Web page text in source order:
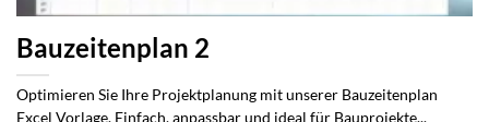
Bauzeitenplan 2
Optimieren Sie Ihre Projektplanung mit unserer Bauzeitenplan
Excel Vorlage. Einfach, anpassbar und ideal für Bauprojekte...